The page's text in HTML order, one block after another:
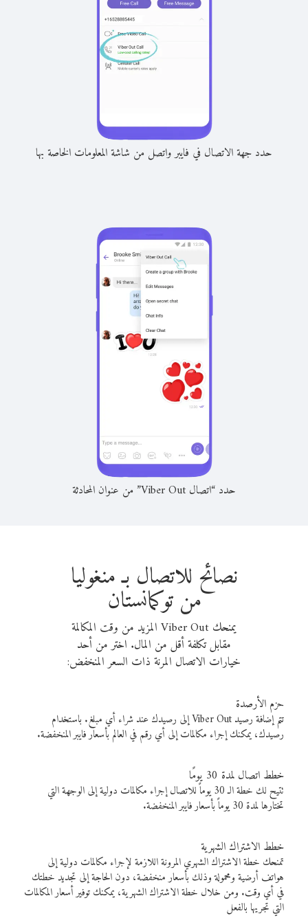
حدد جهة الاتصال في فايبر واتصل من شاشة المعلومات الخاصة بها
حدد “اتصال Viber Out” من عنوان المحادثة
نصائح للاتصال بـ منغوليا
من توكمانستان
يمنحك Viber Out المزيد من وقت المكالمة
مقابل تكلفة أقل من المال. اختر من أحد
خيارات الاتصال المرنة ذات السعر المنخفض:
حزم الأرصدة
تتم إضافة رصيد Viber Out إلى رصيدك عند شراء أي مبلغ. باستخدام
رصيدك، يمكنك إجراء مكالمات إلى أي رقم في العالم بأسعار فايبر المنخفضة.
خطط اتصال لمدة 30 يومًا
تتيح لك خطة الـ 30 يوماً للاتصال إجراء مكالمات دولية إلى الوجهة التي
تختارها لمدة 30 يوماً بأسعار فايبر المنخفضة.
خطط الاشتراك الشهرية
تمنحك خطة الاشتراك الشهري المرونة اللازمة لإجراء مكالمات دولية إلى
هواتف أرضية ومحمولة وذلك بأسعار منخفضة، دون الحاجة إلى تجديد خطتك
في أي وقت. ومن خلال خطة الاشتراك الشهرية، يمكنك توفير أسعار المكالمات
التي تجريها بالفعل